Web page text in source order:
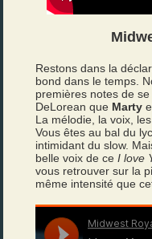
Restons dans la
bond dans le temps.
premières notes de
DeLorean que Marty
La mélodie, la voix,
Vous êtes au bal du
intimidant du slow.
belle voix de ceI love
vous retrouver sur la
même intensité que